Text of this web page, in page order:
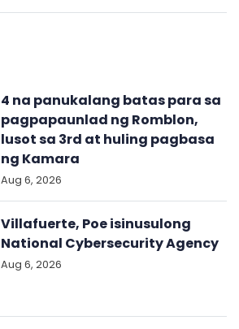
4 na panukalang batas para sa
pagpapaunlad ng Romblon,
lusot sa 3rd at huling pagbasa
ng Kamara
Aug 6, 2026
Villafuerte, Poe isinusulong
National Cybersecurity Agency
Aug 6, 2026